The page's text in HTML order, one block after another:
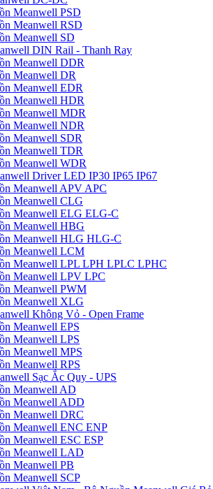
Meanwell PSD
Meanwell RSD
Meanwell SD
DIN Rail - Thanh Ray
Meanwell DDR
Meanwell DR
Meanwell EDR
Meanwell HDR
Meanwell MDR
Meanwell NDR
Meanwell SDR
Meanwell TDR
Meanwell WDR
Driver LED IP30 IP65 IP67
Meanwell APV APC
Meanwell CLG
Meanwell ELG ELG-C
Meanwell HBG
Meanwell HLG HLG-C
Meanwell LCM
Meanwell LPL LPH LPLC LPHC
Meanwell LPV LPC
Meanwell PWM
Meanwell XLG
Không Vỏ - Open Frame
Meanwell EPS
Meanwell LPS
Meanwell MPS
Meanwell RPS
Sạc Ắc Quy - UPS
Meanwell AD
Meanwell ADD
Meanwell DRC
Meanwell ENC ENP
Meanwell ESC ESP
Meanwell LAD
Meanwell PB
Meanwell SCP